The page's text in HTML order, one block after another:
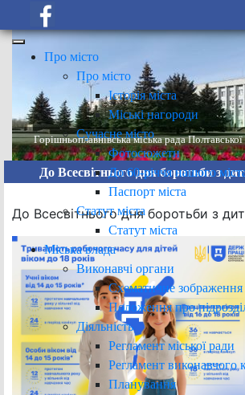
Про місто
Про місто
Історія міста
Міські нагороди
Сучасне місто
Фотосюжети
До 60-річчя нашого
Паспорт міста
Статут міста
Статут міста
Міська влада
Виконавчі органи
Схематичне зображення
Положення про
Діяльність
Регламент міської ради
Регламент виконавчого
Планування
Горішньоплавнівська міська рада Полтавської
До Всесвітнього дня боротьби з
До Всесвітнього дня боротьби з